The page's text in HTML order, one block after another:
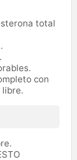
total
con